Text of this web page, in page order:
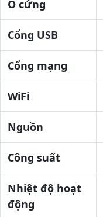
Ổ cứng
Cổng USB
Cổng mạng
WiFi
Nguồn
Công suất
Nhiệt độ hoạt
động